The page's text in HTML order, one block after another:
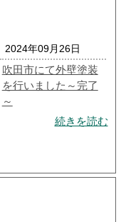
2024年09月26日
吹田市にて外壁塗装
を行いました～完了
～
続きを読む